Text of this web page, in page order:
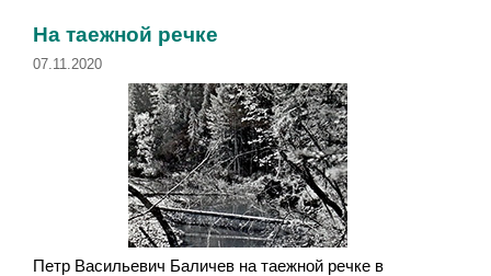
ки
На таежной речке
07.11.2020
Петр Васильевич Баличев на таежной речке в